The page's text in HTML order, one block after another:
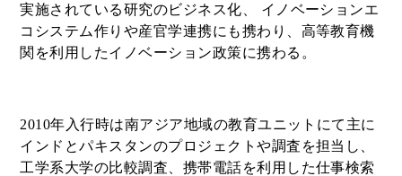
実施されている研究のビジネス化、 イノベーションエ
コシステム作りや産官学連携にも携わり、高等教育機
関を利用したイノベーション政策に携わる。
2010年入行時は南アジア地域の教育ユニットにて主に
インドとパキスタンのプロジェクトや調査を担当し、
工学系大学の比較調査、携帯電話を利用した仕事検索